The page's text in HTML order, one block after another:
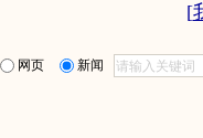
[
网页 新闻